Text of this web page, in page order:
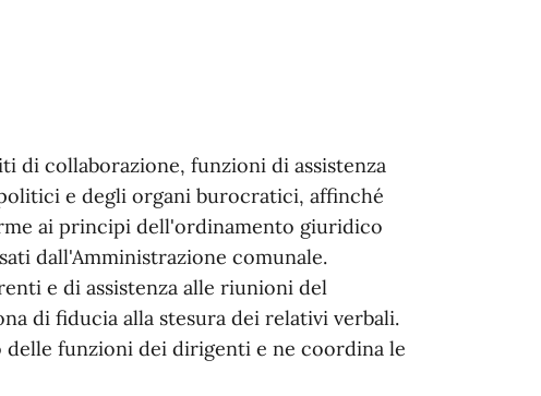
di collaborazione, funzioni di assistenza
e degli organi burocratici, affinché
ai principi dell'ordinamento giuridico
dall'Amministrazione comunale.
e di assistenza alle riunioni del
di fiducia alla stesura dei relativi verbali.
funzioni dei dirigenti e ne coordina le